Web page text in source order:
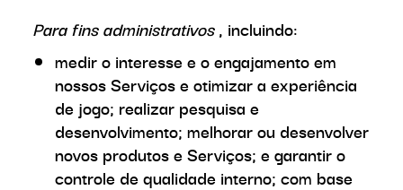
Para fins administrativos , incluindo:
medir o interesse e o engajamento em
nossos Serviços e otimizar a experiência
de jogo; realizar pesquisa e
desenvolvimento; melhorar ou desenvolver
novos produtos e Serviços; e garantir o
controle de qualidade interno; com base